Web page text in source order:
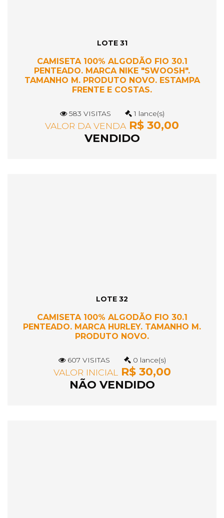
LOTE 31
CAMISETA 100% ALGODÃO FIO 30.1
PENTEADO. MARCA NIKE "SWOOSH".
TAMANHO M. PRODUTO NOVO. ESTAMPA
FRENTE E COSTAS.
583 VISITAS 1 lance(s)
VALOR DA VENDAR$ 30,00
VENDIDO
LOTE 32
CAMISETA 100% ALGODÃO FIO 30.1
PENTEADO. MARCA HURLEY. TAMANHO M.
PRODUTO NOVO.
607 VISITAS 0 lance(s)
VALOR INICIAL R$ 30,00
NÃO VENDIDO